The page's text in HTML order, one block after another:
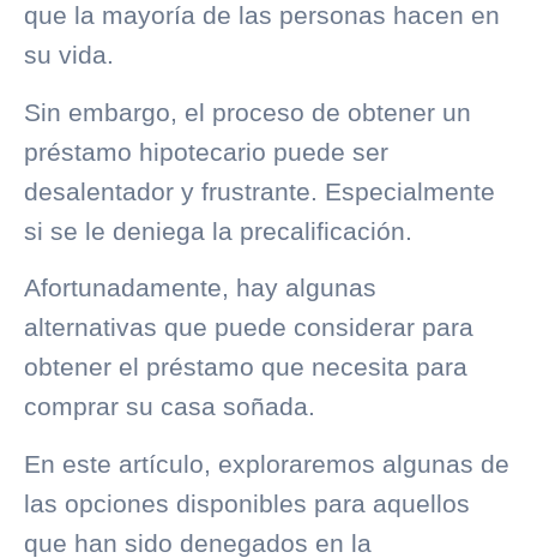
que la mayoría de las personas hacen en
su vida.
Sin embargo, el proceso de obtener un
préstamo hipotecario puede ser
desalentador y frustrante. Especialmente
si se le deniega la precalificación.
Afortunadamente, hay algunas
alternativas que puede considerar para
obtener el préstamo que necesita para
comprar su casa soñada.
En este artículo, exploraremos algunas de
las opciones disponibles para aquellos
que han sido denegados en la